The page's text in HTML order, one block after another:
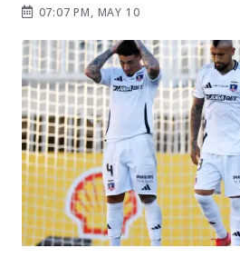
07:07 PM, MAY 10